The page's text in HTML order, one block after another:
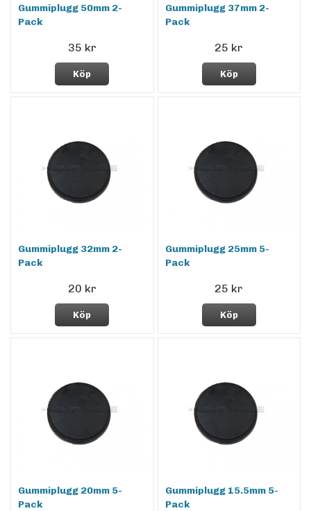
Gummiplugg 50mm 2-
Pack
35 kr
Köp
Gummiplugg 37mm 2-
Pack
25 kr
Köp
Gummiplugg 32mm 2-
Pack
20 kr
Köp
Gummiplugg 25mm 5-
Pack
25 kr
Köp
Gummiplugg 20mm 5-
Pack
Gummiplugg 15.5mm 5-
Pack